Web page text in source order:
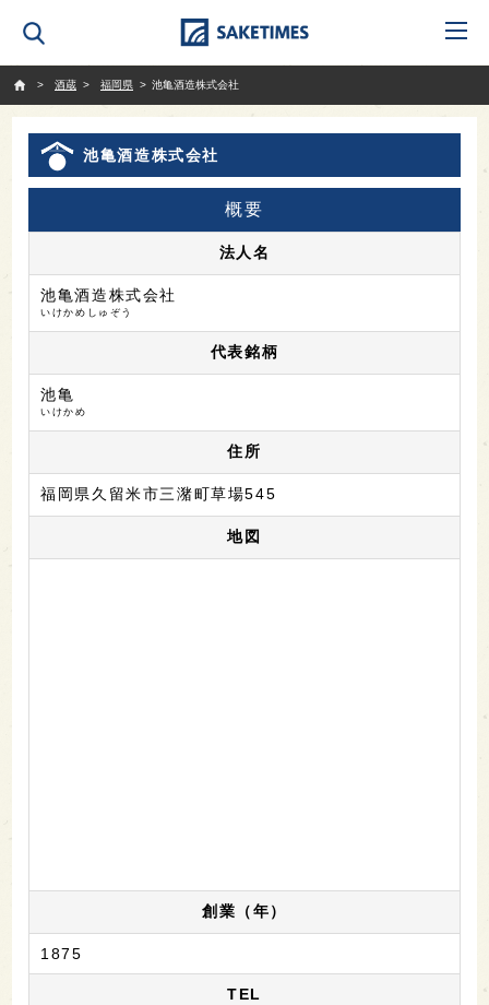
酒蔵
福岡県 池亀酒造株式会社
池亀酒造株式会社
概要
法人名
池亀酒造株式会社
いけかめしゅぞう
代表銘柄
池亀
いけかめ
住所
福岡県久留米市三潴町草場545
地図
創業（年）
1875
TEL